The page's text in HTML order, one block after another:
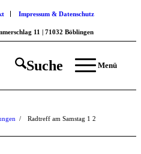
Impressum & Datenschutz
11 | 71032 Böblingen
Suche Menü
1 2
/ Radtreff am Samstag